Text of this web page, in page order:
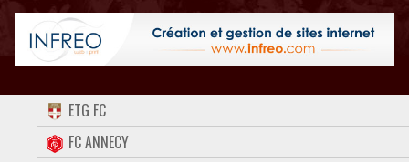
ACCUEIL
FORUM
ETG FC
FC ANNECY